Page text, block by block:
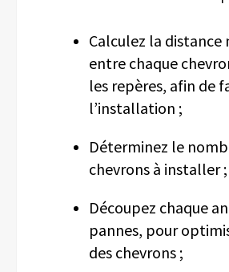
Calculez la distance
entre chaque
les repères, afin de
l’installation ;
Déterminez le
chevrons à installer ;
Découpez chaque
pannes, pour
des chevrons ;